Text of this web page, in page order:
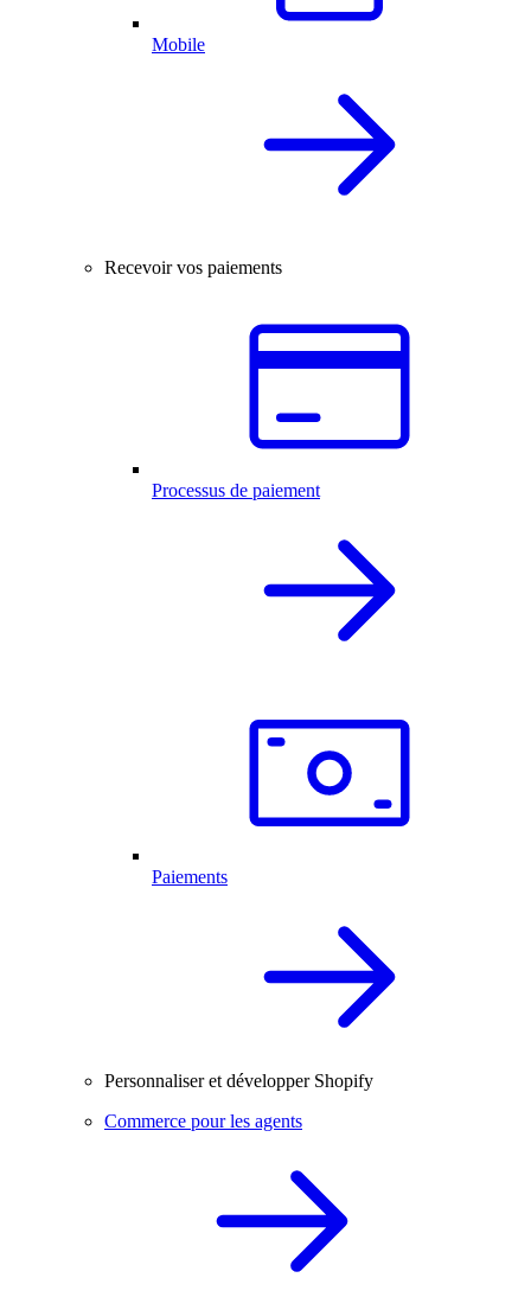
Mobile
Recevoir vos paiements
Processus de paiement
Paiements
Personnaliser et développer Shopify
Commerce pour les agents